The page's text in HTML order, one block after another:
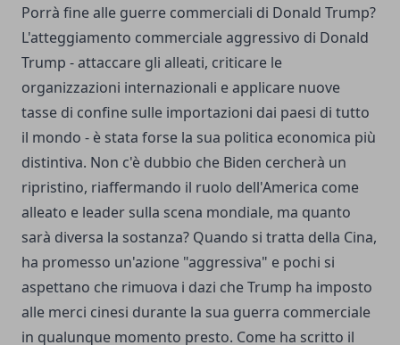
Porrà fine alle guerre commerciali di Donald Trump?
L'atteggiamento commerciale aggressivo di Donald
Trump - attaccare gli alleati, criticare le
organizzazioni internazionali e applicare nuove
tasse di confine sulle importazioni dai paesi di tutto
il mondo - è stata forse la sua politica economica più
distintiva. Non c'è dubbio che Biden cercherà un
ripristino, riaffermando il ruolo dell'America come
alleato e leader sulla scena mondiale, ma quanto
sarà diversa la sostanza? Quando si tratta della Cina,
ha promesso un'azione "aggressiva" e pochi si
aspettano che rimuova i dazi che Trump ha imposto
alle merci cinesi durante la sua guerra commerciale
in qualunque momento presto. Come ha scritto il